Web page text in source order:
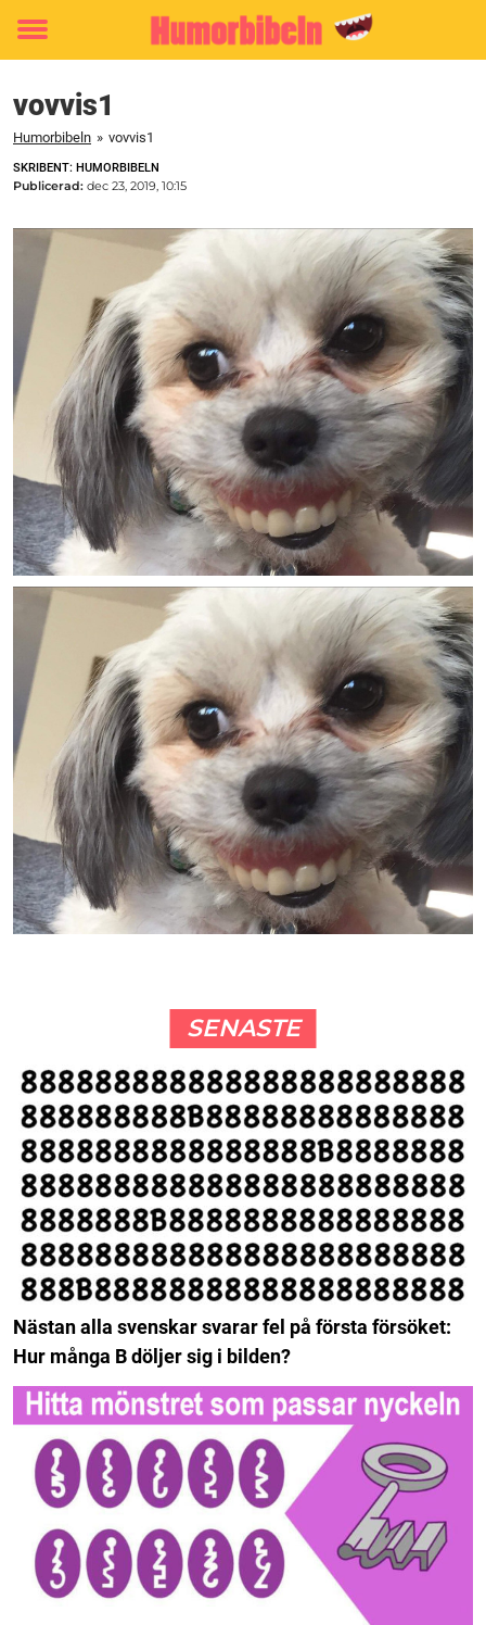
Toggle
vovvis1
Humorbibeln » vovvis1
SKRIBENT: HUMORBIBELN
Publicerad: dec 23, 2019, 10:15
SENASTE
Nästan alla svenskar svarar fel på första försöket:
Hur många B döljer sig i bilden?